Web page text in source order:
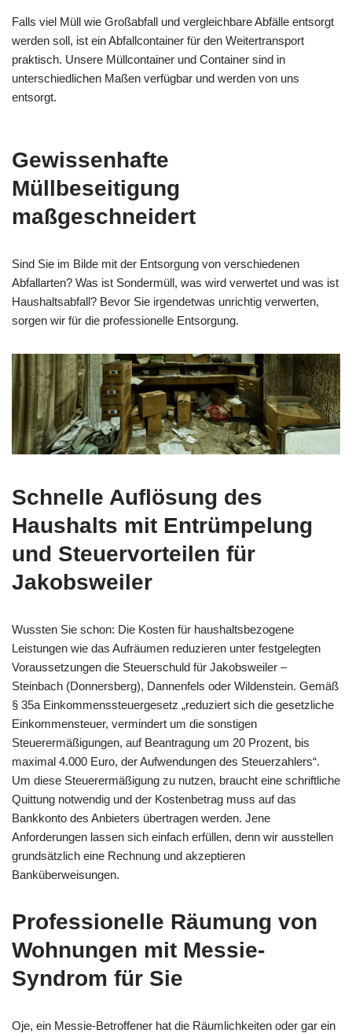
Falls viel Müll wie Großabfall und vergleichbare Abfälle entsorgt
werden soll, ist ein Abfallcontainer für den Weitertransport
praktisch. Unsere Müllcontainer und Container sind in
unterschiedlichen Maßen verfügbar und werden von uns
entsorgt.
Gewissenhafte
Müllbeseitigung
maßgeschneidert
Sind Sie im Bilde mit der Entsorgung von verschiedenen
Abfallarten? Was ist Sondermüll, was wird verwertet und was ist
Haushaltsabfall? Bevor Sie irgendetwas unrichtig verwerten,
sorgen wir für die professionelle Entsorgung.
Schnelle Auflösung des
Haushalts mit Entrümpelung
und Steuervorteilen für
Jakobsweiler
Wussten Sie schon: Die Kosten für haushaltsbezogene
Leistungen wie das Aufräumen reduzieren unter festgelegten
Voraussetzungen die Steuerschuld für Jakobsweiler –
Steinbach (Donnersberg), Dannenfels oder Wildenstein. Gemäß
§ 35a Einkommenssteuergesetz „reduziert sich die gesetzliche
Einkommensteuer, vermindert um die sonstigen
Steuerermäßigungen, auf Beantragung um 20 Prozent, bis
maximal 4.000 Euro, der Aufwendungen des Steuerzahlers“.
Um diese Steuerermäßigung zu nutzen, braucht eine schriftliche
Quittung notwendig und der Kostenbetrag muss auf das
Bankkonto des Anbieters übertragen werden. Jene
Anforderungen lassen sich einfach erfüllen, denn wir ausstellen
grundsätzlich eine Rechnung und akzeptieren
Banküberweisungen.
Professionelle Räumung von
Wohnungen mit Messie-
Syndrom für Sie
Oje, ein Messie-Betroffener hat die Räumlichkeiten oder gar ein